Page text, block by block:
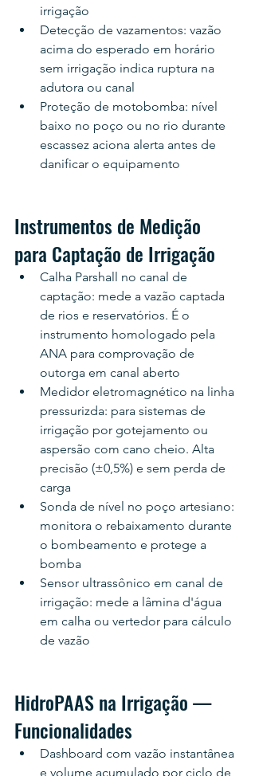
irrigação
Detecção de vazamentos: vazão
acima do esperado em horário
sem irrigação indica ruptura na
adutora ou canal
Proteção de motobomba: nível
baixo no poço ou no rio durante
escassez aciona alerta antes de
danificar o equipamento
Instrumentos de Medição
para Captação de Irrigação
Calha Parshall no canal de
captação: mede a vazão captada
de rios e reservatórios. É o
instrumento homologado pela
ANA para comprovação de
outorga em canal aberto
Medidor eletromagnético na linha
pressurizda: para sistemas de
irrigação por gotejamento ou
aspersão com cano cheio. Alta
precisão (±0,5%) e sem perda de
carga
Sonda de nível no poço artesiano:
monitora o rebaixamento durante
o bombeamento e protege a
bomba
Sensor ultrassônico em canal de
irrigação: mede a lâmina d'água
em calha ou vertedor para cálculo
de vazão
HidroPAAS na Irrigação —
Funcionalidades
Dashboard com vazão instantânea
e volume acumulado por ciclo de